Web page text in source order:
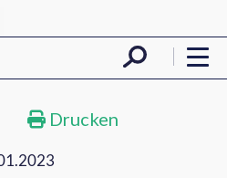
Drucken